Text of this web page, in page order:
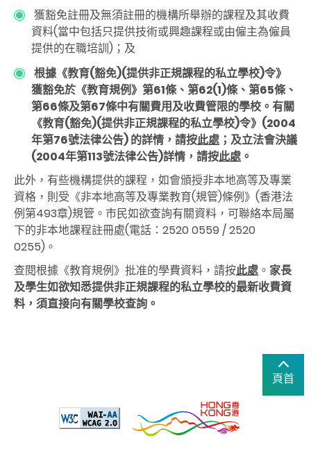
獲豁免註冊及無須註冊的機構所舉辦的課程及其收費
資料(當中包括只提供技術或興趣課程或由僱主為僱員
提供的在職培訓)；及
根據《教育(豁免)(提供非正規課程的私立學校)令》
獲豁免於《教育規例》第61條、第62(1)條、第65條、
第66條及第67條中有關費用及收費管限的學校。有關
《教育(豁免)(提供非正規課程的私立學校)令》(2004
年第76號法律公告) 的詳情，請按此處；及立法會決議
(2004年第113號法律公告)詳情，請按此處。
此外，有些機構提供的課程，如會頒授非本地高等及專業
資格，則受《非本地高等及專業教育(規管)條例》(香港法
例第493章)規管。市民如欲查詢有關資料，可聯絡本局屬
下的非本地課程註冊處(電話：2520 0559 / 2520
0255)。
查閱根據《教育規例》批准的學費資料，請按此處。 家長
及學生如欲知悉提供非正規課程的私立學校的最新收費資
料，須直接向有關學校查詢。
頁首